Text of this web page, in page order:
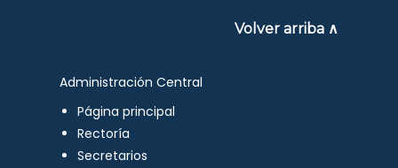
Volver arriba ∧
Administración Central
Página principal
Rectoría
Secretarios